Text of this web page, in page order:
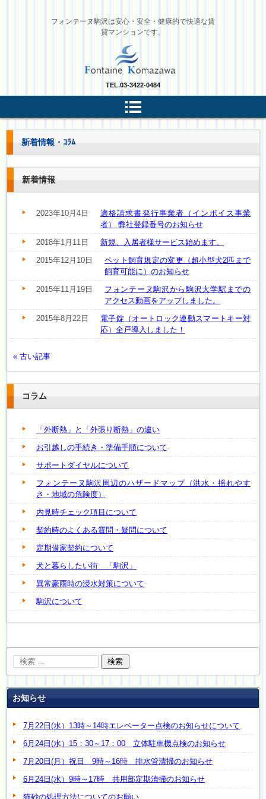
フォンテーヌ駒沢は安心・安全・健康的で快適な賃
貸マンションです。
TEL.03-3422-0484
新着情報・ｺﾗﾑ
新着情報
2023年10月4日
適格請求書発行事業者（インボイス事業
者） 弊社登録番号のお知らせ
2018年1月11日
新規、入居者様サービス始めます。
2015年12月10日
ペット飼育規定の変更（超小型犬2匹まで
飼育可能に）のお知らせ
2015年11月19日
フォンテーヌ駒沢から駒沢大学駅までの
アクセス動画をアップしました。
2015年8月22日
電子錠（オートロック連動スマートキー対
応）全戸導入しました！
« 古い記事
コラム
「外断熱」と「外張り断熱」の違い
お引越しの手続き・準備手順について
サポートダイヤルについて
フォンテーヌ駒沢周辺のハザードマップ（洪水・揺れやす
さ・地域の危険度）
内見時チェック項目について
契約時のよくある質問・疑問について
定期借家契約について
犬と暮らしたい街 「駒沢」
異常豪雨時の浸水対策について
駒沢について
お知らせ
7月22日(水）13時～14時エレベーター点検のお知らせについて
6月24日(水）15：30～17：00 立体駐車機点検のお知らせ
7月20日(月）祝日 9時～16時 排水管清掃のお知らせ
6月24日(水）9時～17時 共用部定期清掃のお知らせ
猫砂の処理方法についてのお願い